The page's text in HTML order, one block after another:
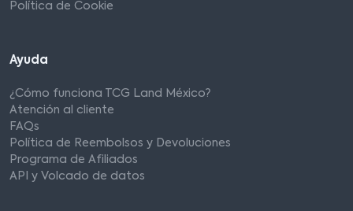
Política de Cookie
Ayuda
¿Cómo funciona TCG Land México?
Atención al cliente
FAQs
Política de Reembolsos y Devoluciones
Programa de Afiliados
API y Volcado de datos